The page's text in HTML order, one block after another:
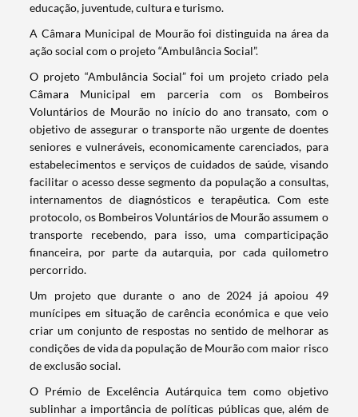
educação, juventude, cultura e turismo.
A Câmara Municipal de Mourão foi distinguida na área da
ação social com o projeto “Ambulância Social”.
O projeto “Ambulância Social” foi um projeto criado pela
Câmara Municipal em parceria com os Bombeiros
Voluntários de Mourão no início do ano transato, com o
objetivo de assegurar o transporte não urgente de doentes
seniores e vulneráveis, economicamente carenciados, para
estabelecimentos e serviços de cuidados de saúde, visando
facilitar o acesso desse segmento da população a consultas,
internamentos de diagnósticos e terapêutica. Com este
protocolo, os Bombeiros Voluntários de Mourão assumem o
transporte recebendo, para isso, uma comparticipação
financeira, por parte da autarquia, por cada quilometro
percorrido.
Um projeto que durante o ano de 2024 já apoiou 49
munícipes em situação de carência económica e que veio
criar um conjunto de respostas no sentido de melhorar as
condições de vida da população de Mourão com maior risco
de exclusão social.
O Prémio de Excelência Autárquica tem como objetivo
sublinhar a importância de políticas públicas que, além de